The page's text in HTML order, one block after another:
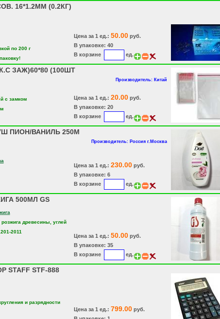
16*1.2ММ (0.2КГ)
по 200 г
Цена за 1 ед.: 50.00руб.
В упаковке: 40
В корзине
ед.
ЗАЖ)60*80 (100ШТ
Производитель: Китай
с замком
Цена за 1 ед.: 20.00руб.
В упаковке: 20
В корзине
ед.
ПИОН/ВАНИЛЬ 250М
Производитель: Россия г.Москва
Цена за 1 ед.: 230.00руб.
В упаковке: 6
В корзине
ед.
500МЛ GS
древесины, углей
2011
Цена за 1 ед.: 50.00руб.
В упаковке: 35
В корзине
ед.
STAFF STF-888
и разрядности
Цена за 1 ед.: 799.00руб.